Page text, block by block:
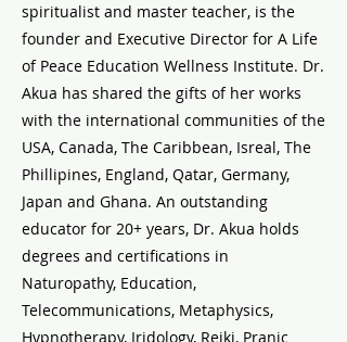
spiritualist and master teacher, is the
founder and Executive Director for A Life
of Peace Education Wellness Institute. Dr.
Akua has shared the gifts of her works
with the international communities of the
USA, Canada, The Caribbean, Isreal, The
Phillipines, England, Qatar, Germany,
Japan and Ghana. An outstanding
educator for 20+ years, Dr. Akua holds
degrees and certifications in
Naturopathy, Education,
Telecommunications, Metaphysics,
Hypnotherapy, Iridology, Reiki, Pranic